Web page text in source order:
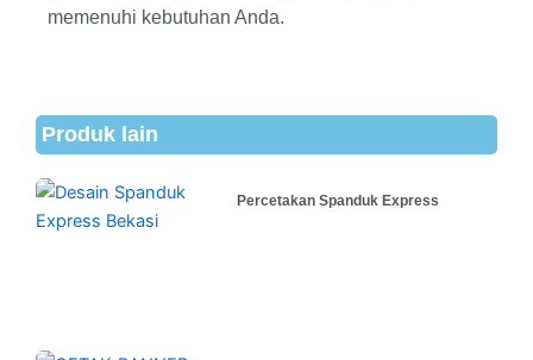
memenuhi kebutuhan Anda.
Produk lain
Percetakan Spanduk Express